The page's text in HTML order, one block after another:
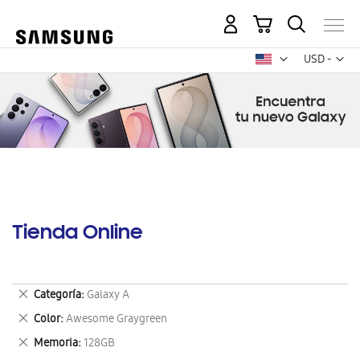
USD -
dólar
Mi carrito
Tienda Online
Categoría Galaxy A
Eliminar
este
artículo
Color Awesome Graygreen
Eliminar
este
artículo
Memoria 128GB
Eliminar